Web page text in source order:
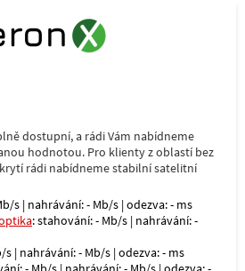
dostupní, a rádi Vám nabídneme
hodnotou. Pro klienty z oblastí bez
rádi nabídneme stabilní satelitní
s | nahrávání: - Mb/s | odezva: - ms
: stahování: - Mb/s | nahrávání: -
s | nahrávání: - Mb/s | odezva: - ms